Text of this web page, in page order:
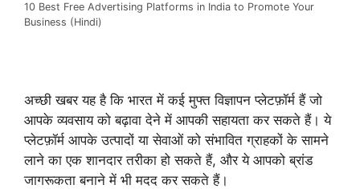
10 Best Free Advertising Platforms in India to Promote Your
Business (Hindi)
अच्छी खबर यह है कि भारत में कई मुफ्त विज्ञापन प्लेटफ़ॉर्म हैं जो
आपके व्यवसाय को बढ़ावा देने में आपकी सहायता कर सकते हैं। ये
प्लेटफ़ॉर्म आपके उत्पादों या सेवाओं को संभावित ग्राहकों के सामने
लाने का एक शानदार तरीका हो सकते हैं, और ये आपको ब्रांड
जागरूकता बनाने में भी मदद कर सकते हैं।